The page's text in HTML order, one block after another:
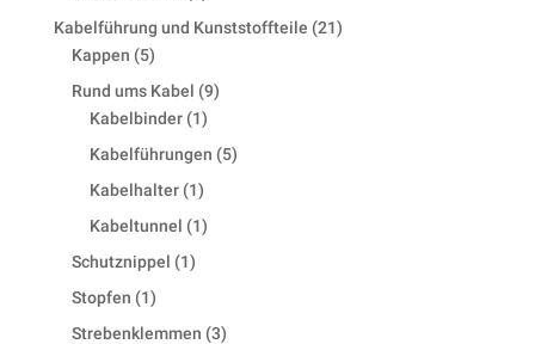
product
Kabelführung und Kunststoffteile 2121
Kappen 55
products
Rund ums Kabel 99
Kabelbinder 11
product
Kabelführungen 55
Kabelhalter 11
product
Kabeltunnel 11
Schutznippel 11
Stopfen 11
Strebenklemmen 33